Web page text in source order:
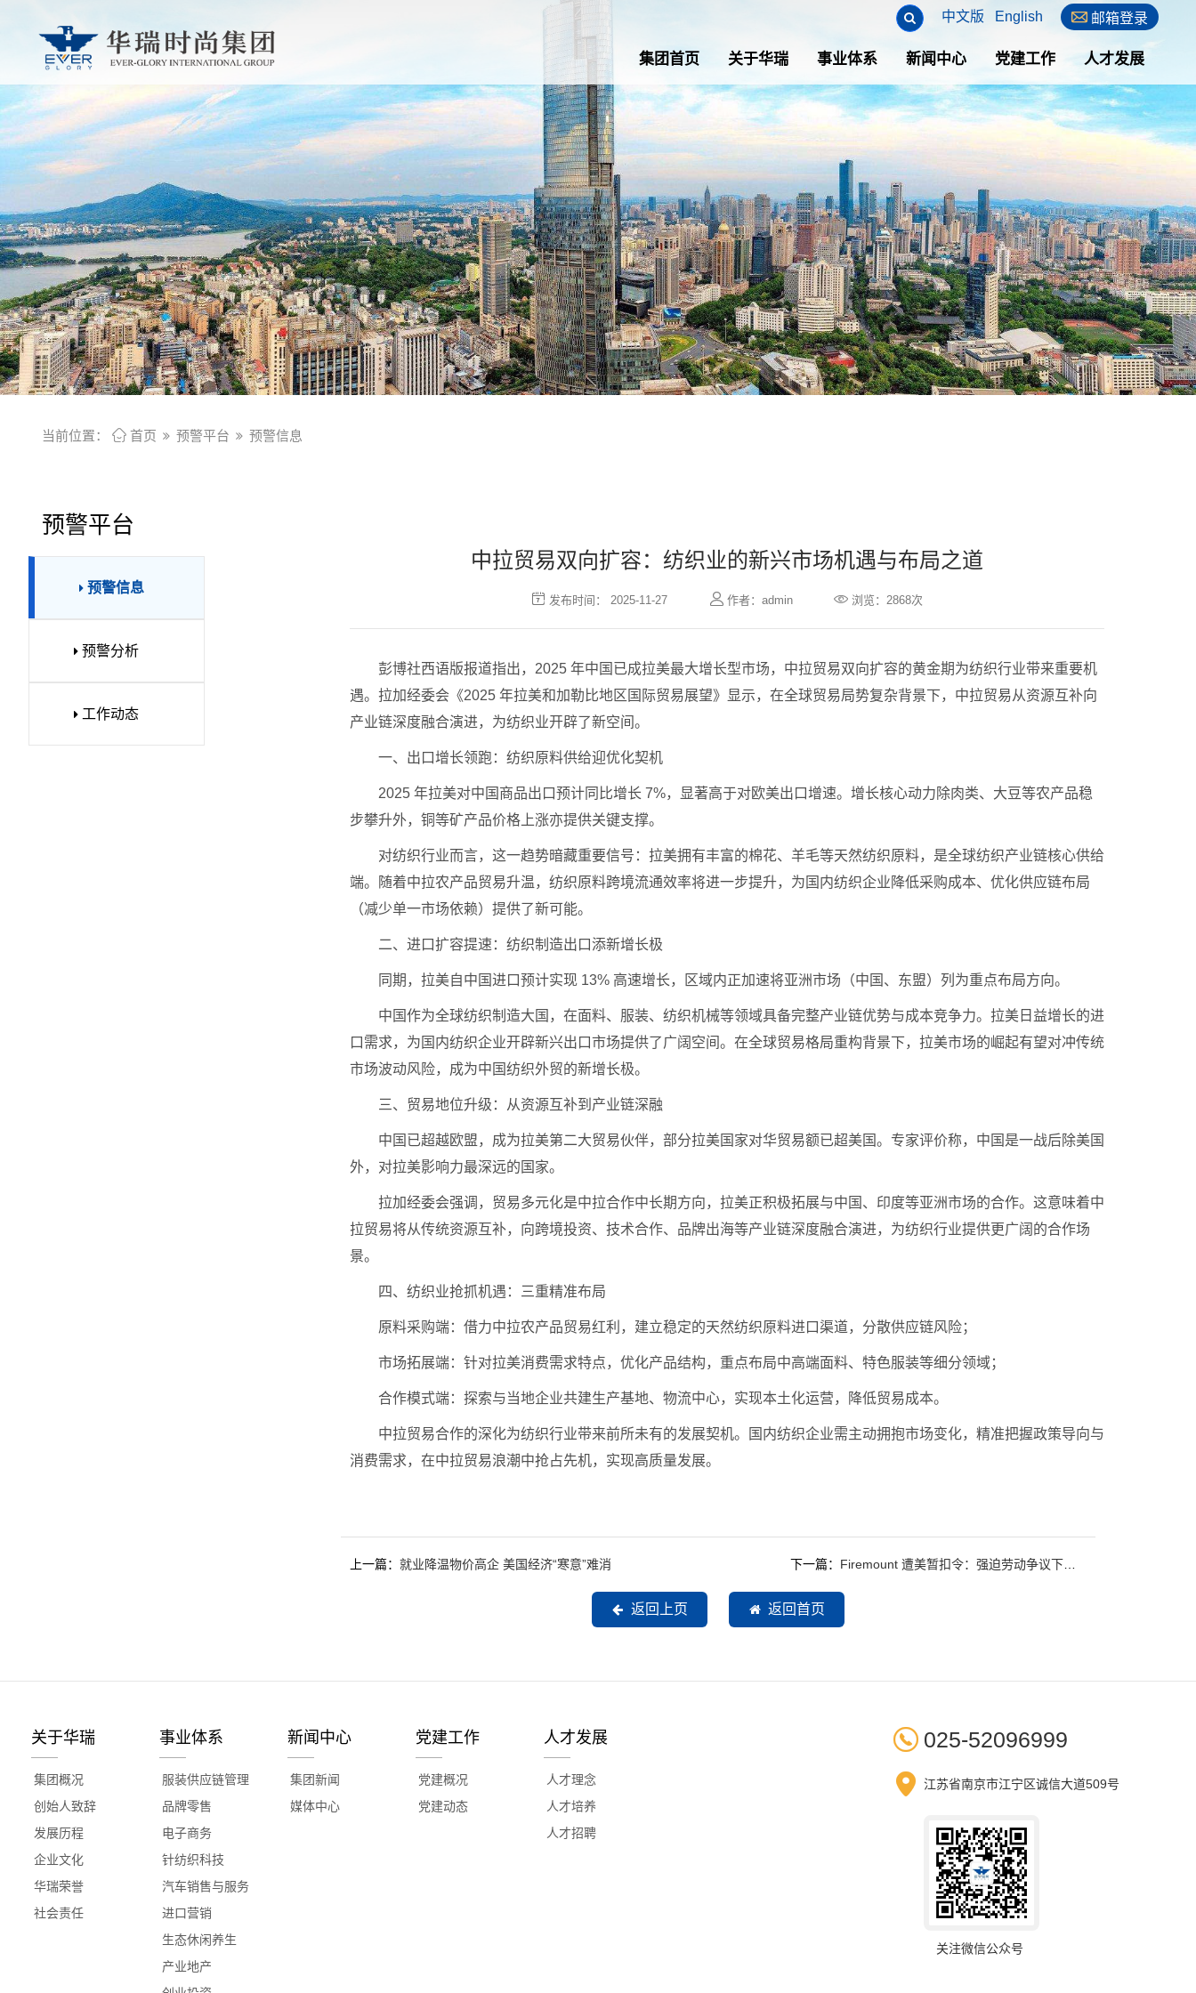
 邮箱登录
中文版 English
集团首页 关于华瑞 事业体系 新闻中心 党建工作 人才发展
当前位置：  首页 预警平台 预警信息
预警平台
预警信息
预警分析
工作动态
中拉贸易双向扩容：纺织业的新兴市场机遇与布局之道
 发布时间： 2025-11-27 作者：admin 浏览：2868次
彭博社西语版报道指出，2025 年中国已成拉美最大增长型市场，中拉贸易双向扩容的黄金期为纺织行业带来重要机
遇。拉加经委会《2025 年拉美和加勒比地区国际贸易展望》显示，在全球贸易局势复杂背景下，中拉贸易从资源互补向
产业链深度融合演进，为纺织业开辟了新空间。
一、出口增长领跑：纺织原料供给迎优化契机
2025 年拉美对中国商品出口预计同比增长 7%，显著高于对欧美出口增速。增长核心动力除肉类、大豆等农产品稳
步攀升外，铜等矿产品价格上涨亦提供关键支撑。
对纺织行业而言，这一趋势暗藏重要信号：拉美拥有丰富的棉花、羊毛等天然纺织原料，是全球纺织产业链核心供给
端。随着中拉农产品贸易升温，纺织原料跨境流通效率将进一步提升，为国内纺织企业降低采购成本、优化供应链布局
（减少单一市场依赖）提供了新可能。
二、进口扩容提速：纺织制造出口添新增长极
同期，拉美自中国进口预计实现 13% 高速增长，区域内正加速将亚洲市场（中国、东盟）列为重点布局方向。
中国作为全球纺织制造大国，在面料、服装、纺织机械等领域具备完整产业链优势与成本竞争力。拉美日益增长的进
口需求，为国内纺织企业开辟新兴出口市场提供了广阔空间。在全球贸易格局重构背景下，拉美市场的崛起有望对冲传统
市场波动风险，成为中国纺织外贸的新增长极。
三、贸易地位升级：从资源互补到产业链深融
中国已超越欧盟，成为拉美第二大贸易伙伴，部分拉美国家对华贸易额已超美国。专家评价称，中国是一战后除美国
外，对拉美影响力最深远的国家。
拉加经委会强调，贸易多元化是中拉合作中长期方向，拉美正积极拓展与中国、印度等亚洲市场的合作。这意味着中
拉贸易将从传统资源互补，向跨境投资、技术合作、品牌出海等产业链深度融合演进，为纺织行业提供更广阔的合作场
景。
四、纺织业抢抓机遇：三重精准布局
原料采购端：借力中拉农产品贸易红利，建立稳定的天然纺织原料进口渠道，分散供应链风险；
市场拓展端：针对拉美消费需求特点，优化产品结构，重点布局中高端面料、特色服装等细分领域；
合作模式端：探索与当地企业共建生产基地、物流中心，实现本土化运营，降低贸易成本。
中拉贸易合作的深化为纺织行业带来前所未有的发展契机。国内纺织企业需主动拥抱市场变化，精准把握政策导向与
消费需求，在中拉贸易浪潮中抢占先机，实现高质量发展。
上一篇： 就业降温物价高企 美国经济“寒意”难消 下一篇： Firemount 遭美暂扣令：强迫劳动争议下的纺织业合规警示
返回上页 返回首页
关于华瑞
集团概况
创始人致辞
发展历程
企业文化
华瑞荣誉
社会责任
事业体系
服装供应链管理
品牌零售
电子商务
针纺织科技
汽车销售与服务
进口营销
生态休闲养生
产业地产
新闻中心
集团新闻
媒体中心
党建工作
党建概况
党建动态
人才发展
人才理念
人才培养
人才招聘
 025-52096999
 江苏省南京市江宁区诚信大道509号
关注微信公众号